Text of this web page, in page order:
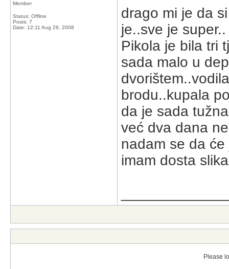
Member
Status: Offline
Posts: 7
Date: 12:11 Aug 26, 2008
drago mi je da
je..sve je super..
Pikola je bila tri
sada malo u
brodu..kupala
da je sada
već dva dana
nadam se da
imam dosta
Please